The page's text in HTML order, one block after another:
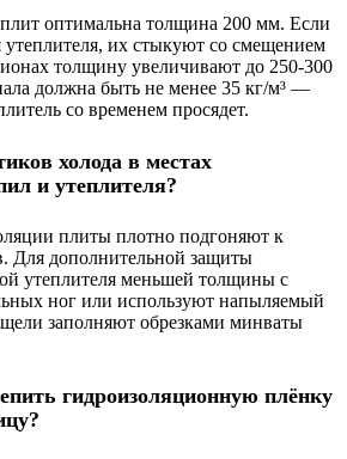
оптимальна толщина 200 мм. Если
утеплителя, их стыкуют со смещением
толщину увеличивают до 250-300
должна быть не менее 35 кг/м³ —
со временем просядет.
холода в местах
и утеплителя?
плиты плотно подгоняют к
Для дополнительной защиты
утеплителя меньшей толщины с
ног или используют напыляемый
заполняют обрезками минваты
гидроизоляционную плёнку